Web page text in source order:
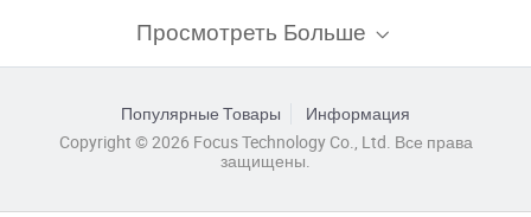
Просмотреть Больше
Популярные Товары
Информация
Copyright © 2026 Focus Technology Co., Ltd. Все права
защищены.